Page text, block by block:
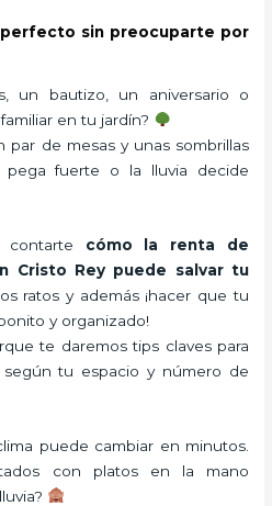
sin preocuparte por
un bautizo, un aniversario o
en tu jardín?
par de mesas y unas sombrillas
fuerte o la lluvia decide
contarte cómo la renta de
Cristo Rey puede salvar tu
ratos y además ¡hacer que tu
y organizado!
te daremos tips claves para
tu espacio y número de
puede cambiar en minutos.
con platos en la mano